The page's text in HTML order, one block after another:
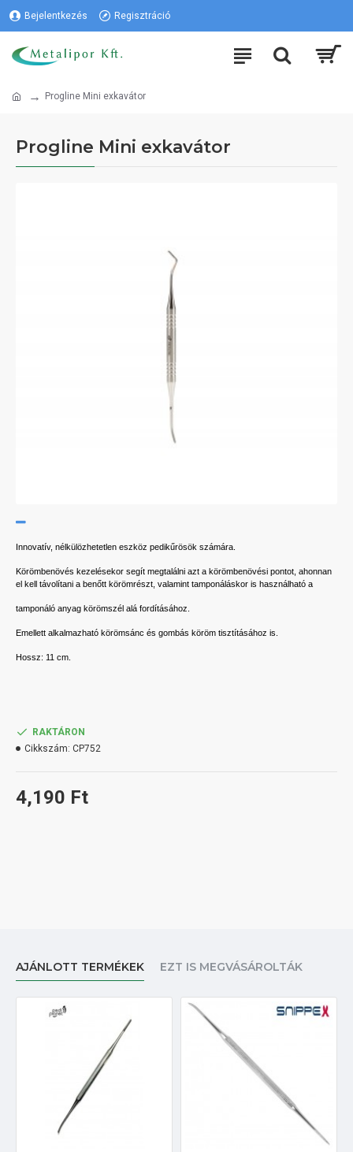
Bejelentkezés Regisztráció
Progline Mini exkavátor
Progline Mini exkavátor
Innovatív, nélkülözhetetlen eszköz pedikűrösök számára.
Körömbenövés kezelésekor segít megtalálni azt a körömbenövési pontot, ahonnan
el kell távolítani a benőtt körömrészt, valamint tamponáláskor is használható a
tamponáló anyag körömszél alá fordításához.
Emellett alkalmazható körömsánc és gombás köröm tisztításához is.
Hossz: 11 cm.
4,190 Ft
RAKTÁRON
Cikkszám: CP752
AJÁNLOTT TERMÉKEK EZT IS MEGVÁSÁROLTÁK